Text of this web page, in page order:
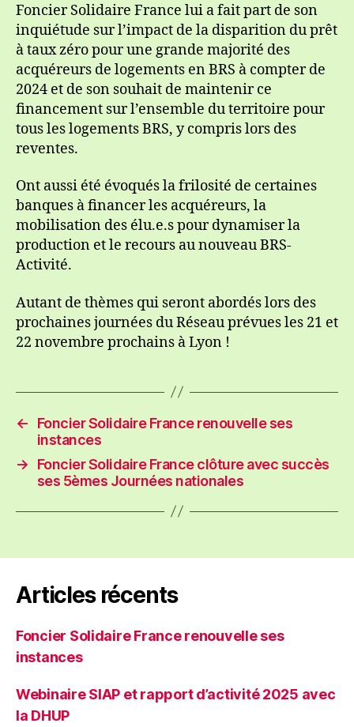
Foncier Solidaire France lui a fait part de son
inquiétude sur l’impact de la disparition du prêt
à taux zéro pour une grande majorité des
acquéreurs de logements en BRS à compter de
2024 et de son souhait de maintenir ce
financement sur l’ensemble du territoire pour
tous les logements BRS, y compris lors des
reventes.
Ont aussi été évoqués la frilosité de certaines
banques à financer les acquéreurs, la
mobilisation des élu.e.s pour dynamiser la
production et le recours au nouveau BRS-
Activité.
Autant de thèmes qui seront abordés lors des
prochaines journées du Réseau prévues les 21 et
22 novembre prochains à Lyon !
←
Foncier Solidaire France renouvelle ses
instances
→
Foncier Solidaire France clôture avec succès
ses 5èmes Journées nationales
Articles récents
Foncier Solidaire France renouvelle ses
instances
Webinaire SIAP et rapport d’activité 2025 avec
la DHUP